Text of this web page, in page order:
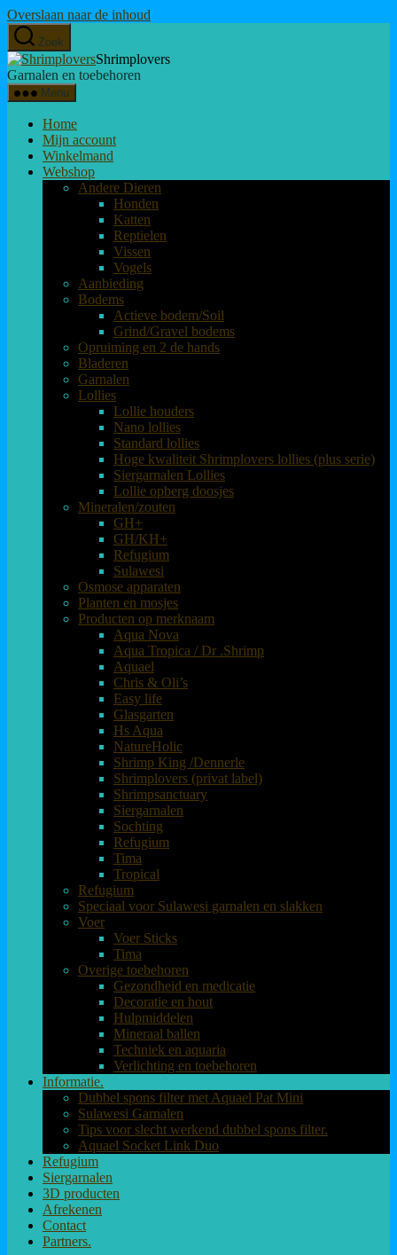
Overslaan naar de inhoud
Zoek
Shrimplovers
Garnalen en toebehoren
Menu
Home
Mijn account
Winkelmand
Webshop
Andere Dieren
Honden
Katten
Reptielen
Vissen
Vogels
Aanbieding
Bodems
Actieve bodem/Soil
Grind/Gravel bodems
Opruiming en 2 de hands
Bladeren
Garnalen
Lollies
Lollie houders
Nano lollies
Standard lollies
Hoge kwaliteit Shrimplovers lollies (plus serie)
Siergarnalen Lollies
Lollie opberg doosjes
Mineralen/zouten
GH+
GH/KH+
Refugium
Sulawesi
Osmose apparaten
Planten en mosjes
Producten op merknaam
Aqua Nova
Aqua Tropica / Dr .Shrimp
Aquael
Chris & Oli’s
Easy life
Glasgarten
Hs Aqua
NatureHolic
Shrimp King /Dennerle
Shrimplovers (privat label)
Shrimpsanctuary
Siergarnalen
Sochting
Refugium
Tima
Tropical
Refugium
Speciaal voor Sulawesi garnalen en slakken
Voer
Voer Sticks
Tima
Overige toebehoren
Gezondheid en medicatie
Decoratie en hout
Hulpmiddelen
Mineraal ballen
Techniek en aquaria
Verlichting en toebehoren
Informatie.
Dubbel spons filter met Aquael Pat Mini
Sulawesi Garnalen
Tips voor slecht werkend dubbel spons filter.
Aquael Socket Link Duo
Refugium
Siergarnalen
3D producten
Afrekenen
Contact
Partners.